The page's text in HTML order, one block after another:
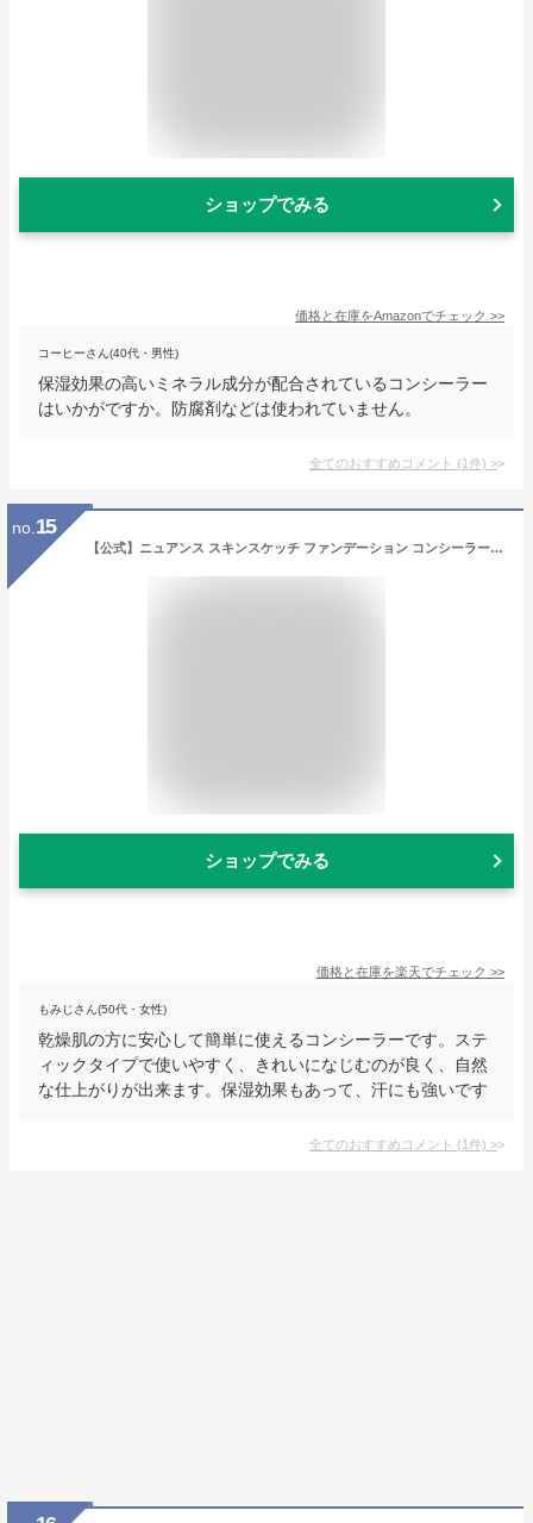
ショップでみる
価格と在庫をAmazonでチェック >>
コーヒーさん(40代・男性)
保湿効果の高いミネラル成分が配合されているコンシーラー
はいかがですか。防腐剤などは使われていません。
全てのおすすめコメント (1件) >
no. 15
【公式】ニュアンス スキンスケッチ ファンデーション コンシーラー スティックタイプ | 皮脂テカリ防止 ベースメイク 化粧品 保湿 乾燥肌 肌荒れ 毛穴 シミ ニキビ | OSAJI オサジ 公式ショップ 正規品
ショップでみる
価格と在庫を楽天でチェック >>
もみじさん(50代・女性)
乾燥肌の方に安心して簡単に使えるコンシーラーです。ステ
ィックタイプで使いやすく、きれいになじむのが良く、自然
な仕上がりが出来ます。保湿効果もあって、汗にも強いです
全てのおすすめコメント (1件) >